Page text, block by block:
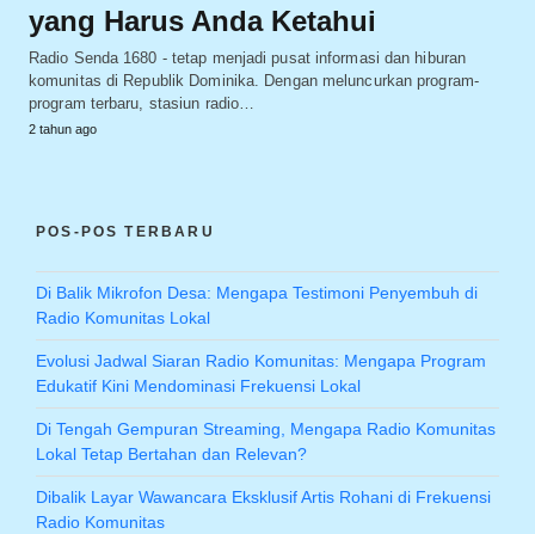
yang Harus Anda Ketahui
Radio Senda 1680 - tetap menjadi pusat informasi dan hiburan
komunitas di Republik Dominika. Dengan meluncurkan program-
program terbaru, stasiun radio…
2 tahun ago
POS-POS TERBARU
Di Balik Mikrofon Desa: Mengapa Testimoni Penyembuh di
Radio Komunitas Lokal
Evolusi Jadwal Siaran Radio Komunitas: Mengapa Program
Edukatif Kini Mendominasi Frekuensi Lokal
Di Tengah Gempuran Streaming, Mengapa Radio Komunitas
Lokal Tetap Bertahan dan Relevan?
Dibalik Layar Wawancara Eksklusif Artis Rohani di Frekuensi
Radio Komunitas